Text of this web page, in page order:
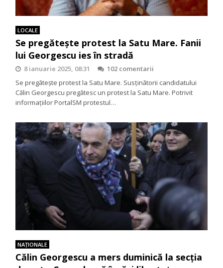
LOCALE
Se pregăteşte protest la Satu Mare. Fanii
lui Georgescu ies în stradă
8 ianuarie 2025, 08:31
102 comentarii
Se pregăteşte protest la Satu Mare. Susţinătorii candidatului
Călin Georgescu pregătesc un protest la Satu Mare. Potrivit
informaţiilor PortalSM protestul…
NAŢIONALE
Călin Georgescu a mers duminică la secția